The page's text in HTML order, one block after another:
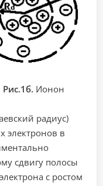
Рис.1б. Ионон
радиус)
электронов в
сдвигу полосы
с ростом